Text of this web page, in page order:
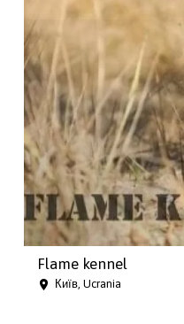
Flame kennel
Київ, Ucrania